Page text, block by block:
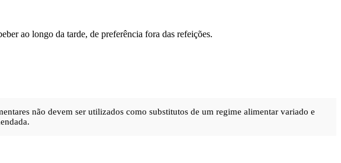
ao longo da tarde, de preferência fora das refeições.
não devem ser utilizados como substitutos de um regime alimentar variado e